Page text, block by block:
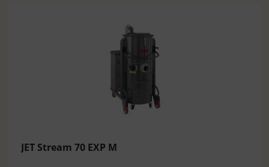
JET Stream 70 EXP M